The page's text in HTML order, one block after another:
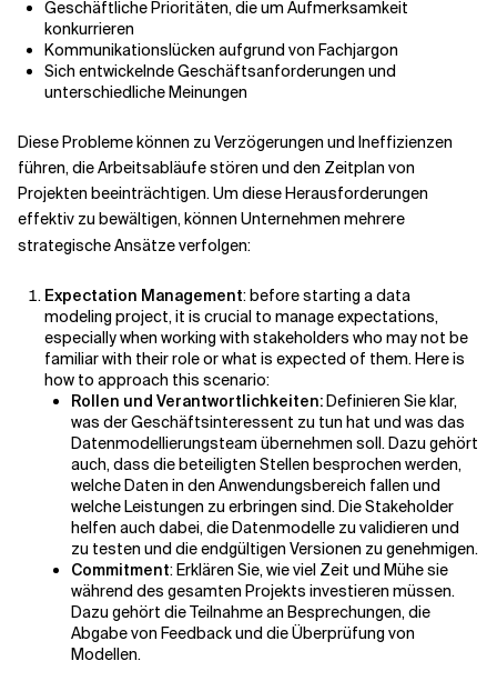
Geschäftliche Prioritäten, die um Aufmerksamkeit
konkurrieren
Kommunikationslücken aufgrund von Fachjargon
Sich entwickelnde Geschäftsanforderungen und
unterschiedliche Meinungen
Diese Probleme können zu Verzögerungen und Ineffizienzen
führen, die Arbeitsabläufe stören und den Zeitplan von
Projekten beeinträchtigen. Um diese Herausforderungen
effektiv zu bewältigen, können Unternehmen mehrere
strategische Ansätze verfolgen:
Expectation Management: before starting a data
modeling project, it is crucial to manage expectations,
especially when working with stakeholders who may not be
familiar with their role or what is expected of them. Here is
how to approach this scenario:
Rollen und Verantwortlichkeiten:Definieren Sie klar,
was der Geschäftsinteressent zu tun hat und was das
Datenmodellierungsteam übernehmen soll. Dazu gehört
auch, dass die beteiligten Stellen besprochen werden,
welche Daten in den Anwendungsbereich fallen und
welche Leistungen zu erbringen sind. Die Stakeholder
helfen auch dabei, die Datenmodelle zu validieren und
zu testen und die endgültigen Versionen zu genehmigen.
Commitment: Erklären Sie, wie viel Zeit und Mühe sie
während des gesamten Projekts investieren müssen.
Dazu gehört die Teilnahme an Besprechungen, die
Abgabe von Feedback und die Überprüfung von
Modellen.